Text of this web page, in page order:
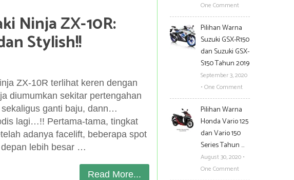
One Comment
Pilihan Warna
Suzuki GSX-R150
dan Suzuki GSX-
S150 Tahun 2019
September 3, 2020
• One Comment
Pilihan Warna
Honda Vario 125
dan Vario 150
Series Tahun …
August 30, 2020 •
One Comment
Ninja ZX-10R:
Stylish!!
ZX-10R terlihat keren dengan
diumumkan sekitar pertengahan
ganti baju, dann…
lagi…!! Pertama-tama, tingkat
adanya facelift, beberapa spot
lebih besar …
Read More...